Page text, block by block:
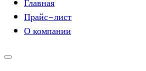
Прайс-лист
О компании